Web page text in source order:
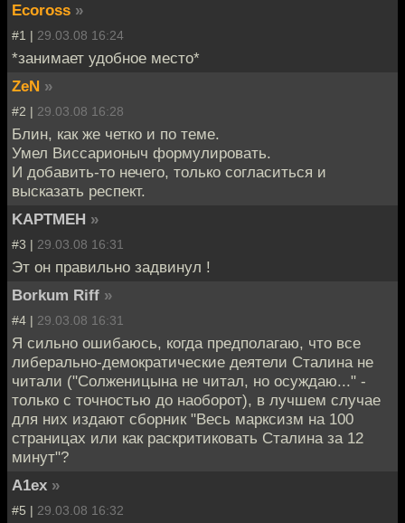
Ecoross »
#1 | 29.03.08 16:24
*занимает удобное место*
ZeN »
#2 | 29.03.08 16:28
Блин, как же четко и по теме.
Умел Виссарионыч формулировать.
И добавить-то нечего, только согласиться и
высказать респект.
KAPTMEH »
#3 | 29.03.08 16:31
Эт он правильно задвинул !
Borkum Riff »
#4 | 29.03.08 16:31
Я сильно ошибаюсь, когда предполагаю, что все
либерально-демократические деятели Сталина не
читали ("Солженицына не читал, но осуждаю..." -
только с точностью до наоборот), в лучшем случае
для них издают сборник "Весь марксизм на 100
страницах или как раскритиковать Сталина за 12
минут"?
A1ex »
#5 | 29.03.08 16:32